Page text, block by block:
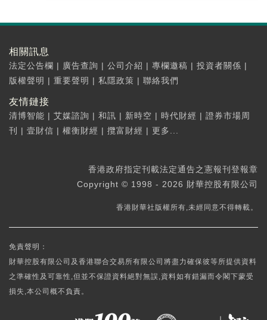
相關訊息
法定公告欄 | 廣告查詢 | 公司介紹 | 專欄邀稿 | 投資者關係 |
版權聲明 | 重要聲明 | 私隱政策 | 聯絡我們
友情鏈接
清博智能 | 艾媒諮詢 | 和訊 | 新時空 | 時代財經 | 證券市場周
刊
| 壹財信 | 權衡財經 | 攬富財經 | 更多...
香港政府指定刊載法定通告之憲報刊登報章
Copyright © 1998 - 2026 財華控股有限公司
香港財華社版權所有,未經同意不得轉載。
免責聲明：
財華控股有限公司及香港聯合交易所有限公司將盡力確保彼等所提供資料
之準確性及可靠性,但並不保證資料絕對無誤,資料如有錯漏而令閣下蒙受
損失,本公司概不負責。